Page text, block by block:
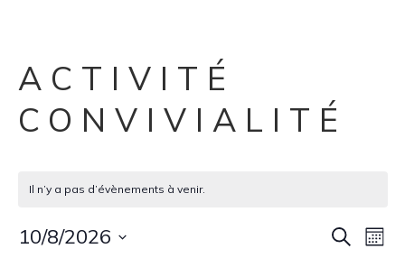
ACTIVITÉ
CONVIVIALITÉ
Il n’y a pas d’évènements à venir.
Recherche
Mois
10/8/2026